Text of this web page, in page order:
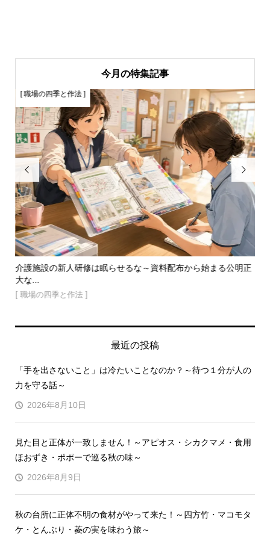
今月の特集記事

介護施設の新人研修は眠らせるな～資料配布から始まる公明正
大な...
[ 職場の四季と作法 ]
[ 職場の四季と作法 ]

最近の投稿
「手を出さないこと」は冷たいことなのか？～待つ１分が人の
力を守る話～
2026年8月10日
見た目と正体が一致しません！～アピオス・シカクマメ・食用
ほおずき・ポポーで巡る秋の味～
2026年8月9日
秋の台所に正体不明の食材がやって来た！～四方竹・マコモタ
ケ・とんぶり・菱の実を味わう旅～